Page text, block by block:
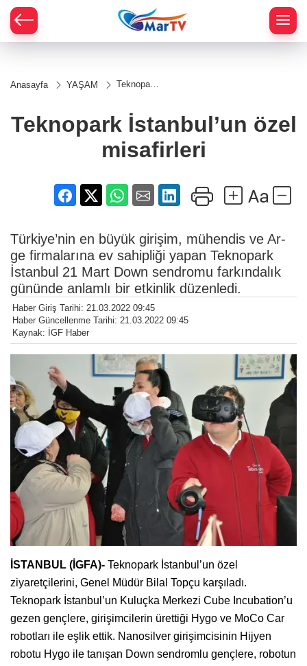
Anasayfa YAŞAM
Teknopark
misafirleri
Teknopark İstanbul’un özel
misafirleri
Türkiye’nin en büyük girişim, mühendis ve Ar-
ge firmalarına ev sahipliği yapan Teknopark
İstanbul 21 Mart Down sendromu farkındalık
gününde anlamlı bir etkinlik düzenledi.
Haber Giriş Tarihi: 21.03.2022 09:45
Haber Güncellenme Tarihi: 21.03.2022 09:45
Kaynak: İGF Haber
İSTANBUL (İGFA)- Teknopark İstanbul’un özel
ziyaretçilerini, Genel Müdür Bilal Topçu karşıladı.
Teknopark İstanbul’un Kuluçka Merkezi Cube Incubation’u
gezen gençlere, girişimcilerin ürettiği Hygo ve MoCo Car
robotları ile eşlik ettik. Nanosilver girişimcisinin Hijyen
robotu Hygo ile tanışan Down sendromlu gençlere, robotun